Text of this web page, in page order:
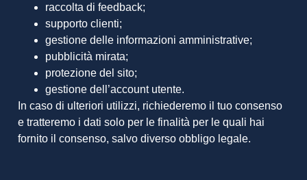
raccolta di feedback;
supporto clienti;
gestione delle informazioni amministrative;
pubblicità mirata;
protezione del sito;
gestione dell’account utente.
In caso di ulteriori utilizzi, richiederemo il tuo consenso
e tratteremo i dati solo per le finalità per le quali hai
fornito il consenso, salvo diverso obbligo legale.